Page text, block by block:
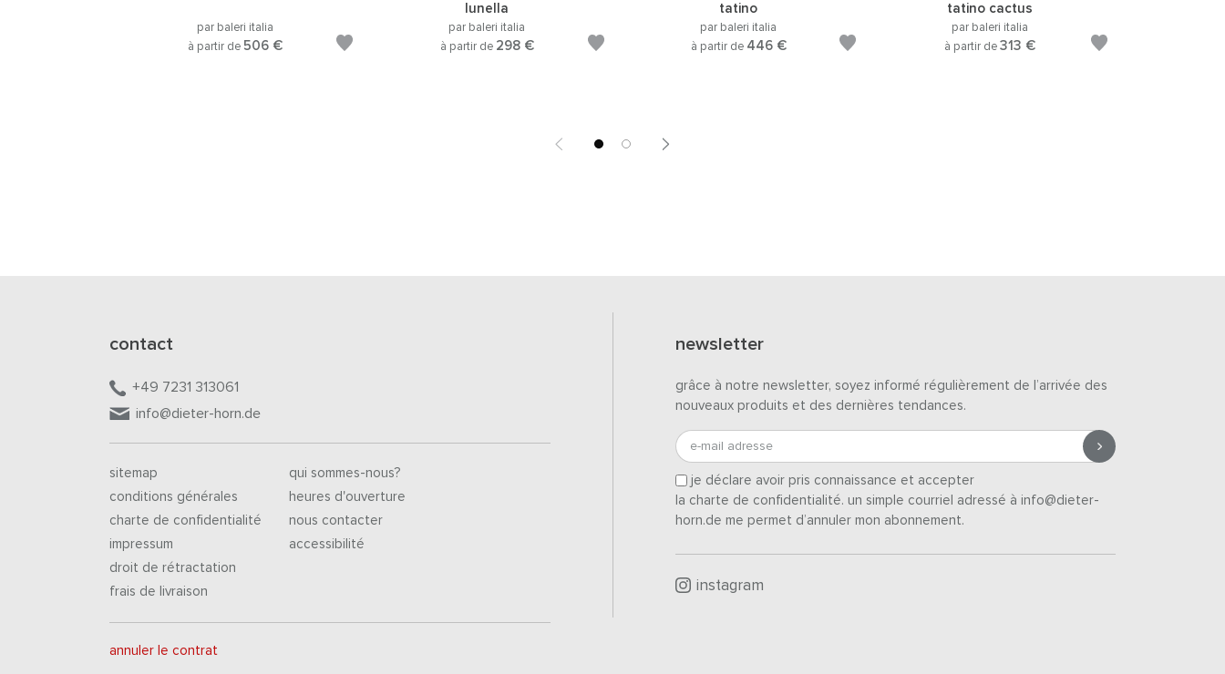
par baleri italia
à partir de 506 €
lunella
par baleri italia
à partir de 298 €
tatino
par baleri italia
à partir de 446 €
tatino cactus
par baleri italia
à partir de 313 €
contact
+49 7231 313061
info@dieter-horn.de
sitemap
conditions générales
charte de confidentialité
impressum
droit de rétractation
frais de livraison
qui sommes-nous?
heures d'ouverture
nous contacter
accessibilité
annuler le contrat
newsletter
grâce à notre newsletter, soyez informé régulièrement de l’arrivée des
nouveaux produits et des dernières tendances.
e-mail adresse
je déclare avoir pris connaissance et accepter
la charte de confidentialité. un simple courriel adressé à info@dieter-
horn.de me permet d’annuler mon abonnement.
instagram